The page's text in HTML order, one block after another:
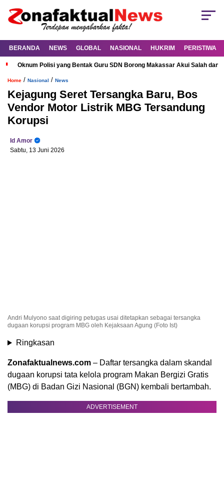
BERANDA NEWS GLOBAL NASIONAL HUKRIM PERISTIWA
Oknum Polisi yang Bentak Guru SDN Borong Makassar Akui Salah dan
Home / Nasional / News
Kejagung Seret Tersangka Baru, Bos
Vendor Motor Listrik MBG Tersandung
Korupsi
Id Amor
Sabtu, 13 Juni 2026
Andri Mulyono saat digiring petugas usai ditetapkan sebagai tersangka
dugaan korupsi program MBG oleh Kejaksaan Agung (Foto Ist)
Ringkasan
Zonafaktualnews.com – Daftar tersangka dalam skandal
dugaan korupsi tata kelola program Makan Bergizi Gratis
(MBG) di Badan Gizi Nasional (BGN) kembali bertambah.
ADVERTISEMENT